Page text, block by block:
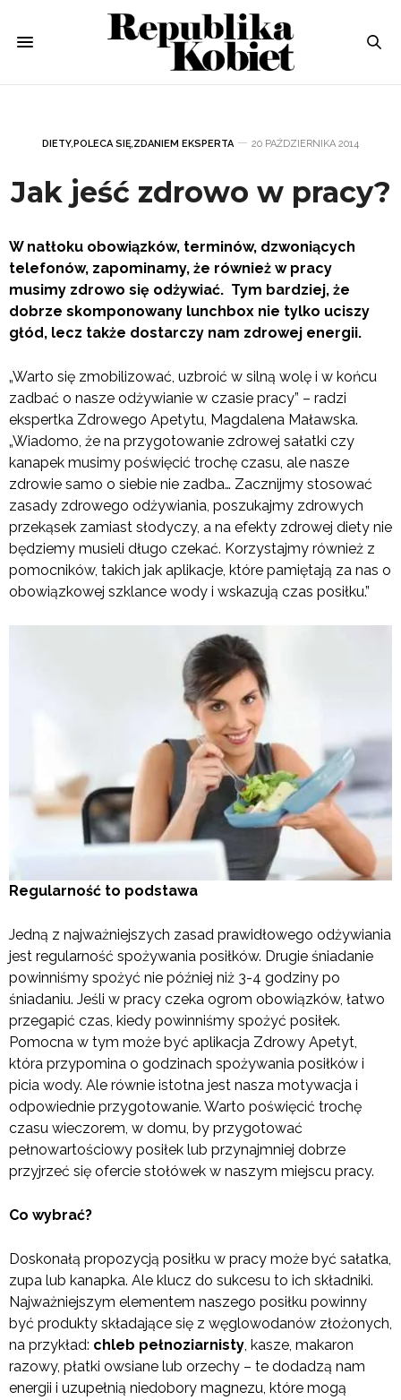
DIETY,POLECA SIĘ,ZDANIEM EKSPERTA 20 PAŹDZIERNIKA 2014
Jak jeść zdrowo w pracy?
W natłoku obowiązków, terminów, dzwoniących
telefonów, zapominamy, że również w pracy
musimy zdrowo się odżywiać. Tym bardziej, że
dobrze skomponowany lunchbox nie tylko uciszy
głód, lecz także dostarczy nam zdrowej energii.
„Warto się zmobilizować, uzbroić w silną wolę i w końcu
zadbać o nasze odżywianie w czasie pracy” – radzi
ekspertka Zdrowego Apetytu, Magdalena Maławska.
„Wiadomo, że na przygotowanie zdrowej sałatki czy
kanapek musimy poświęcić trochę czasu, ale nasze
zdrowie samo o siebie nie zadba… Zacznijmy stosować
zasady zdrowego odżywiania, poszukajmy zdrowych
przekąsek zamiast słodyczy, a na efekty zdrowej diety nie
będziemy musieli długo czekać. Korzystajmy również z
pomocników, takich jak aplikacje, które pamiętają za nas o
obowiązkowej szklance wody i wskazują czas posiłku.”
Regularność to podstawa
Jedną z najważniejszych zasad prawidłowego odżywiania
jest regularność spożywania posiłków. Drugie śniadanie
powinniśmy spożyć nie później niż 3-4 godziny po
śniadaniu. Jeśli w pracy czeka ogrom obowiązków, łatwo
przegapić czas, kiedy powinniśmy spożyć posiłek.
Pomocna w tym może być aplikacja Zdrowy Apetyt,
która przypomina o godzinach spożywania posiłków i
picia wody. Ale równie istotna jest nasza motywacja i
odpowiednie przygotowanie. Warto poświęcić trochę
czasu wieczorem, w domu, by przygotować
pełnowartościowy posiłek lub przynajmniej dobrze
przyjrzeć się ofercie stołówek w naszym miejscu pracy.
Co wybrać?
Doskonałą propozycją posiłku w pracy może być sałatka,
zupa lub kanapka. Ale klucz do sukcesu to ich składniki.
Najważniejszym elementem naszego posiłku powinny
być produkty składające się z węglowodanów złożonych,
na przykład: chleb pełnoziarnisty, kasze, makaron
razowy, płatki owsiane lub orzechy – te dodadzą nam
energii i uzupełnią niedobory magnezu, które mogą